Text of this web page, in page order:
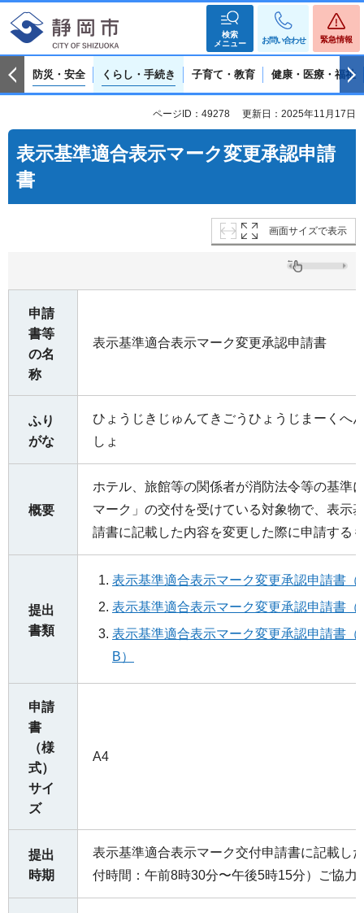
検索
メニュー
お問い合わせ 緊急情報
防災・安全 くらし・手続き 子育て・教育 健康・医療・福祉
ページID：49278 更新日：2025年11月17日
表示基準適合表示マーク変更承認申請
書
画面サイズで表示
申請
書等
の名
称
表示基準適合表示マーク変更承認申請書
ふり
がな
ひょうじきじゅんてきごうひょうじまーくへ
しょ
概要
ホテル、旅館等の関係者が消防法令等の基準
マーク」の交付を受けている対象物で、表示
請書に記載した内容を変更した際に申請する
提出
書類
表示基準適合表示マーク変更承認申請書
表示基準適合表示マーク変更承認申請書
表示基準適合表示マーク変更承認申請書
B）
申請
書
（様
式）
サイ
ズ
A4
提出
時期
表示基準適合表示マーク交付申請書に記載し
付時間：午前8時30分〜午後5時15分）ご協力